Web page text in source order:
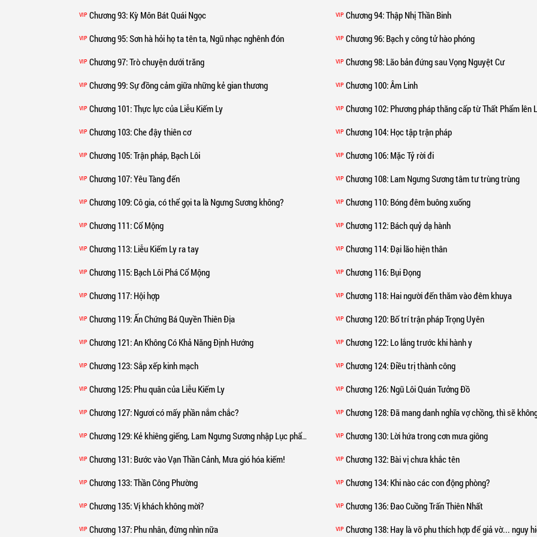
VIP Chương 93: Kỳ Môn Bát Quái Ngọc VIP Chương 94: Thập Nhị Thần Binh
VIP Chương 95: Sơn hà hỏi họ ta tên ta, Ngũ nhạc nghênh đón VIP Chương 96: Bạch y công tử hào phóng
VIP Chương 97: Trò chuyện dưới trăng VIP Chương 98: Lão bản đứng sau Vọng Nguyệt Cư
VIP Chương 99: Sự đồng cảm giữa những kẻ gian thương VIP Chương 100: Âm Linh
VIP Chương 101: Thực lực của Liễu Kiếm Ly VIP Chương 102: Phương pháp thăng cấp từ Thất Phẩm lên
VIP Chương 103: Che đậy thiên cơ VIP Chương 104: Học tập trận pháp
VIP Chương 105: Trận pháp, Bạch Lôi VIP Chương 106: Mặc Tỷ rời đi
VIP Chương 107: Yêu Tàng đến VIP Chương 108: Lam Ngưng Sương tâm tư trùng trùng
VIP Chương 109: Cô gia, có thể gọi ta là Ngưng Sương không? VIP Chương 110: Bóng đêm buông xuống
VIP Chương 111: Cổ Mộng VIP Chương 112: Bách quỷ dạ hành
VIP Chương 113: Liễu Kiếm Ly ra tay VIP Chương 114: Đại lão hiện thân
VIP Chương 115: Bạch Lôi Phá Cổ Mộng VIP Chương 116: Bụi Đọng
VIP Chương 117: Hội hợp VIP Chương 118: Hai người đến thăm vào đêm khuya
VIP Chương 119: Ấn Chứng Bá Quyền Thiên Địa VIP Chương 120: Bố trí trận pháp Trọng Uyên
VIP Chương 121: An Không Có Khả Năng Định Hướng VIP Chương 122: Lo lắng trước khi hành y
VIP Chương 123: Sắp xếp kinh mạch VIP Chương 124: Điều trị thành công
VIP Chương 125: Phu quân của Liễu Kiếm Ly VIP Chương 126: Ngũ Lôi Quán Tưởng Đồ
VIP Chương 127: Ngươi có mấy phần nắm chắc? VIP Chương 128: Đã mang danh nghĩa vợ chồng, thì sẽ không rời
VIP Chương 129: Kẻ khiêng giếng, Lam Ngưng Sương nhập Lục phẩm VIP Chương 130: Lời hứa trong cơn mưa giông
VIP Chương 131: Bước vào Vạn Thần Cảnh, Mưa gió hóa kiếm! VIP Chương 132: Bài vị chưa khắc tên
VIP Chương 133: Thần Công Phường VIP Chương 134: Khi nào các con động phòng?
VIP Chương 135: Vị khách không mời? VIP Chương 136: Đao Cuồng Trấn Thiên Nhất
VIP Chương 137: Phu nhân, đừng nhìn nữa VIP Chương 138: Hay là võ phu thích hợp để giả vờ... nguy